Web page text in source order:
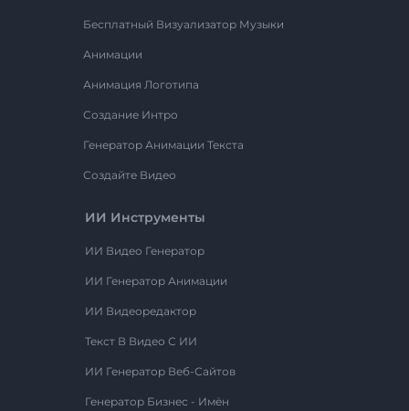
Бесплатный Визуализатор Музыки
Анимации
Анимация Логотипа
Создание Интро
Генератор Анимации Текста
Создайте Видео
ИИ Инструменты
ИИ Видео Генератор
ИИ Генератор Анимации
ИИ Видеоредактор
Текст В Видео С ИИ
ИИ Генератор Веб-Сайтов
Генератор Бизнес - Имён